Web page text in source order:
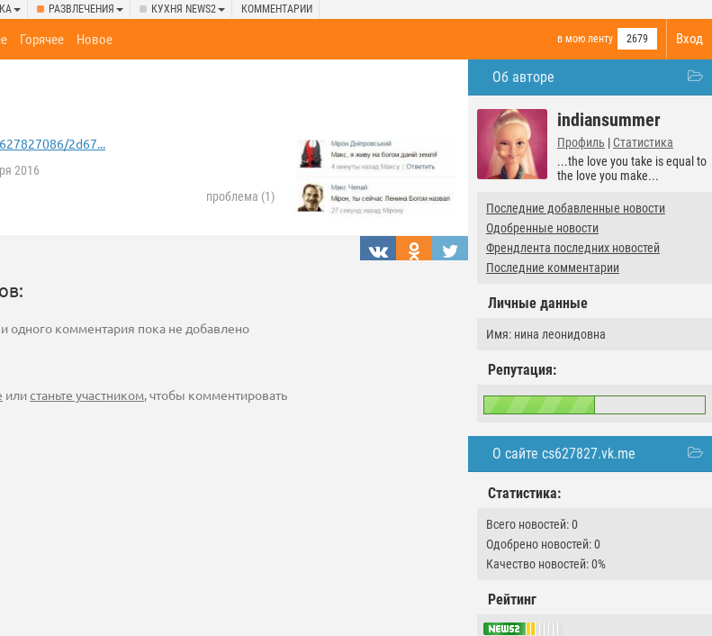
РАЗВЛЕЧЕНИЯ КУХНЯ NEWS2 КОММЕНТАРИИ
Вход
в мою ленту 2679
Горячее Новое
Об авторе
indiansummer
Профиль | Статистика
...the love you take is equal to
the love you make...
Последние добавленные новости
Одобренные новости
Френдлента последних новостей
Последние комментарии
Личные данные
Имя: нина леонидовна
Репутация:
О сайте cs627827.vk.me
Статистика:
Всего новостей: 0
Одобрено новостей: 0
Качество новостей: 0%
Рейтинг
2d67...
2016
проблема (1)
одного комментария пока не добавлено
илистаньте участником , чтобы комментировать